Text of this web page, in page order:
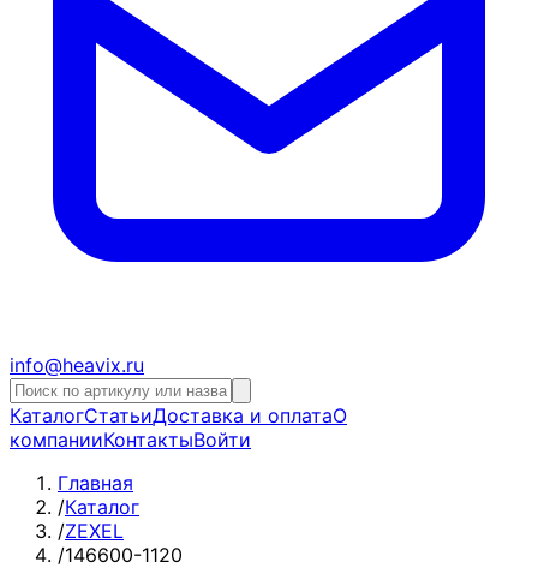
info@heavix.ru
КаталогСтатьиДоставка и оплатаО
компанииКонтактыВойти
Главная
/Каталог
/ZEXEL
/146600-1120